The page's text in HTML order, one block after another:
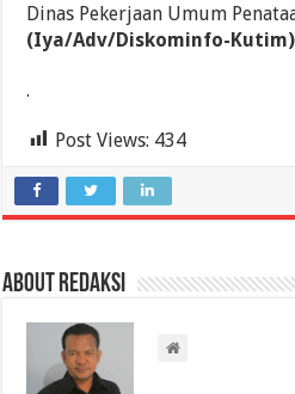
Dinas Pekerjaan Umum
(Iya/Adv/Diskominfo-
.
Post Views: 434
About Redaksi